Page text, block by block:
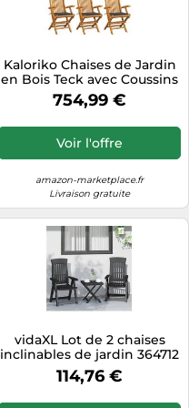
Kaloriko Chaises de Jardin
en Bois Teck avec Coussins
Anthracite Lot de 6 Pliables
empilables fauteuils légers
extérieur terrasse Balcon
Patio Piscine détente
754,99 €
Voir l'offre
amazon-marketplace.fr
Livraison gratuite
vidaXL Lot de 2 chaises
inclinables de jardin 364712
– avec dossier réglable,
pliables, anthracite PP
114,76 €